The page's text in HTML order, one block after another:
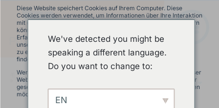
Diese Website speichert Cookies auf Ihrem Computer. Diese
Cookies werden verwendet, um Informationen über Ihre Interaktion
mit unserer Website zu erfassen und damit wir uns an Sie erinnern
können. Wir nutzen diese Informationen, um Ihre Website-
Erfahrung zu optimieren und um Analysen und Kennzahlen über
unsere Besucher auf dieser Website und anderen Medien-Seiten
zu erstellen. Mehr Infos über die von uns eingesetzten Cookies
finden Sie in unserer Datenschutzrichtlinie.
Wenn Sie ablehnen, werden Ihre Informationen beim Besuch dieser
Website nicht erfasst. Ein einzelnes Cookie wird in Ihrem Browser
gesetzt, um daran zu erinnern, dass Sie nicht nachverfolgt werden
möchten.
モジュラーパンプトラック
アーバンシングルバンプ
We've detected you might be
speaking a different language.
Do you want to change to:
EN